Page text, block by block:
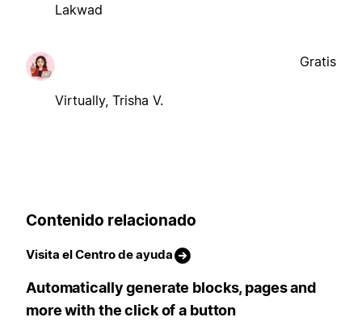
Lakwad
Virtually, Trisha V.
Gratis
Contenido relacionado
Visita el Centro de ayuda
Automatically generate blocks, pages and
more with the click of a button